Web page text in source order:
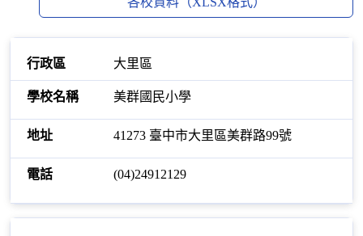
大里區
美群國民小學
41273 臺中市大里區美群路99號
(04)24912129